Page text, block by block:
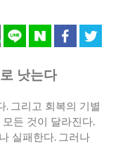
낫는다
. 그리고 회복의 기별
든 것이 달라진다.
실패한다. 그러나